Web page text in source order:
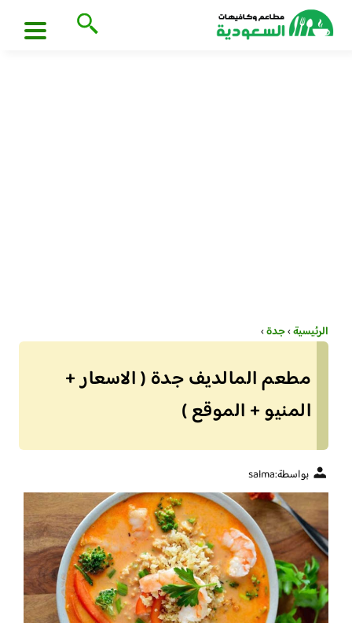
الرئيسية›جدة›
مطعم المالديف جدة ( الاسعار +
المنيو + الموقع )
بواسطة:salma